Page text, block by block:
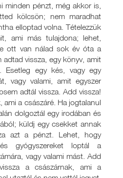
minden pénzt, még akkor is,
kölcsön; nem maradhat
elloptad volna. Tételezzük
ami más tulajdona; lehet,
ott van nálad sok év óta a
vissza, egy könyv, amit
Esetleg egy kés, vagy egy
vagy valami, amit egyszer
adtál vissza. Add vissza!
ami a császáré. Ha jogtalanul
dolgoztál egy irodában és
küldj egy csekket annak
azt a pénzt. Lehet, hogy
gyógyszereket loptál a
vagy valami mást. Add
a császárnak, ami a